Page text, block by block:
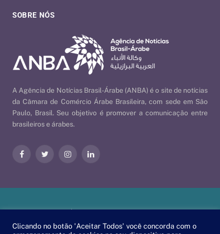
SOBRE NÓS
A Agência de Notícias Brasil-Árabe (ANBA) é o site de notícias
da Câmara de Comércio Árabe Brasileira, com sede em São
Paulo, Brasil. Seu objetivo é promover a comunicação entre
brasileiros e árabes.
FacebookTwitter InstagramLinkedIn
Árabe | By
EscaEsco
Clicando no botão 'Aceitar Todos' você concorda com o